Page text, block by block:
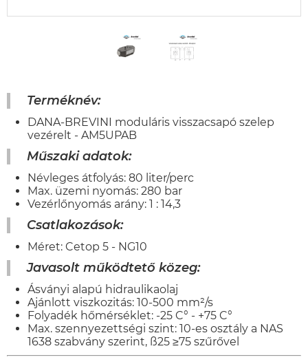
Terméknév:
DANA-BREVINI moduláris visszacsapó szelep
vezérelt - AM5UPAB
Műszaki adatok:
Névleges átfolyás: 80 liter/perc
Max. üzemi nyomás: 280 bar
Vezérlőnyomás arány: 1 : 14,3
Csatlakozások:
Méret: Cetop 5 - NG10
Javasolt működtető közeg:
Ásványi alapú hidraulikaolaj
Ajánlott viszkozitás: 10-500 mm²/s
Folyadék hőmérséklet: -25 C° - +75 C°
Max. szennyezettségi szint: 10-es osztály a NAS
1638 szabvány szerint, ß25 ≥75 szűrővel